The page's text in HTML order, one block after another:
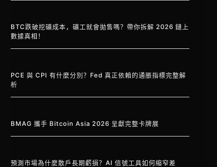
BTC跌破挖礦成本，礦工就會拋售嗎？帶你拆解 2026 鏈上
數據真相！
PCE 與 CPI 有什麼分別？Fed 真正依賴的通脹指標完整解
析
BMAG 攜手 Bitcoin Asia 2026 呈獻完整卡牌展
預測市場為什麼散戶長期虧損？AI 信號工具如何縮窄差